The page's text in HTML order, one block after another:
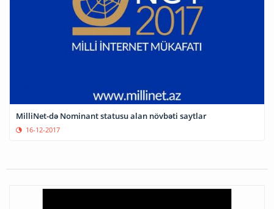
MilliNet-də Nominant statusu alan növbəti saytlar
16-12-2017